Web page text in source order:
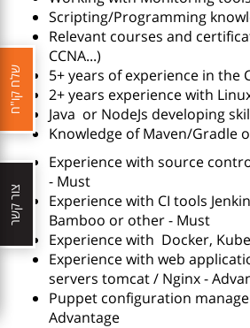
Scripting/Programming
Relevant courses and
CCNA...)
5+ years of experience in the
2+ years experience with
Java or NodeJs developing
Knowledge of Maven/Gradle
Experience with source
- Must
Experience with CI tools
Bamboo or other - Must
Experience with Docker,
Experience with web
servers tomcat / Nginx -
Puppet configuration
Advantage
שלח קו"ח
צור קשר